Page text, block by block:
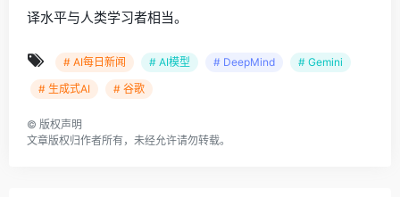
译水平与人类学习者相当。
# AI每日新闻 # AI模型 # DeepMind
# Gemini
# 生成式AI
# 谷歌
© 版权声明
文章版权归作者所有，未经允许请勿转载。